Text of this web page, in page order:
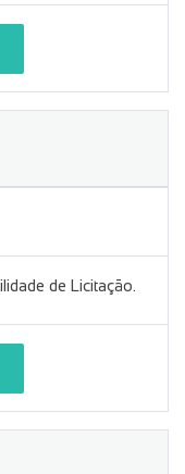
de Licitação.